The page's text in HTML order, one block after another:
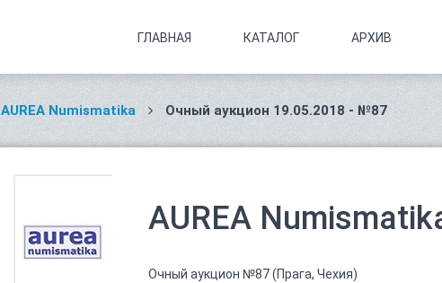
ГЛАВНАЯ КАТАЛОГ АРХИВ
AUREA Numismatika Очный аукцион 19.05.2018 - №87
AUREA
Очный аукцион №87 (Прага, Чехия)